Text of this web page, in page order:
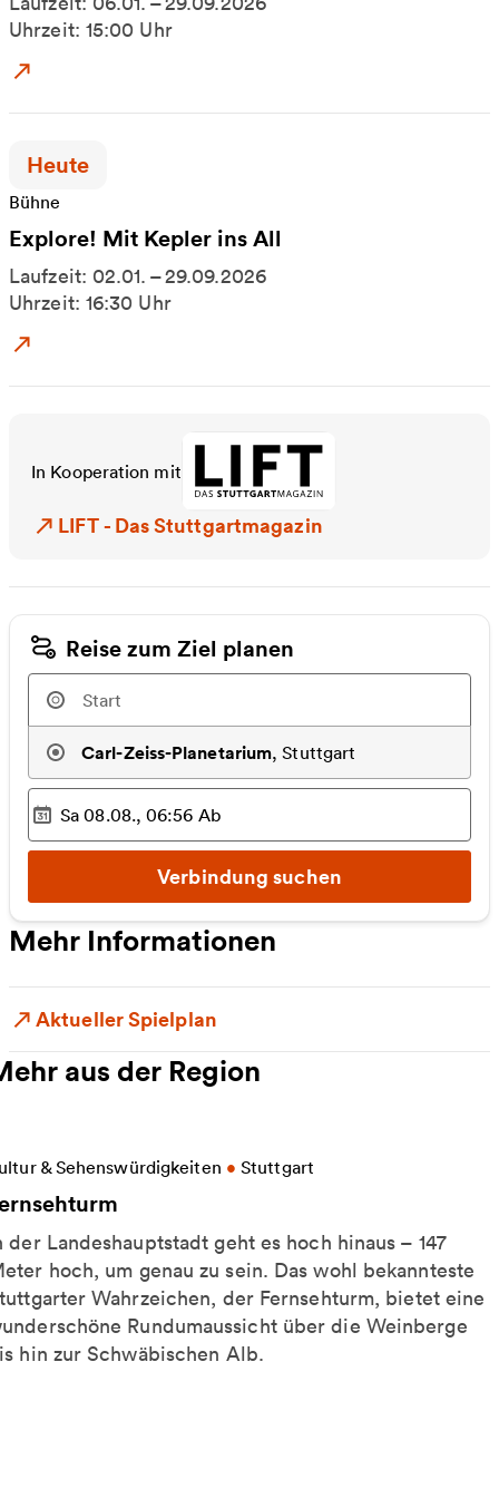
Uhrzeit: 15:00 Uhr
Zum Event: Plötzlich Astronaut
Zeitpunkt der Veranstaltung:
Heute
Bühne
Explore! Mit Kepler ins All
Laufzeit: 02.01. – 29.09.2026
Uhrzeit: 16:30 Uhr
Zum Event: Explore! Mit Kepler ins All
In Kooperation mit
LIFT - Das Stuttgartmagazin
LIFT - Das Stuttgartmagazin
Reise zum Ziel planen
Carl-Zeiss-Planetarium,Stuttgart
Ausgewählter Zeitpunkt
Sa 08.08., 06:56 Ab
Verbindung suchen
Mehr Informationen
Aktueller Spielplan
aus der Region
& Sehenswürdigkeiten • Stuttgart
der Landeshauptstadt geht es hoch hinaus – 147
hoch, um genau zu sein. Das wohl bekannteste
Wahrzeichen, der Fernsehturm, bietet eine
Rundumaussicht über die Weinberge
hin zur Schwäbischen Alb.
Informationen zu Fernsehturm